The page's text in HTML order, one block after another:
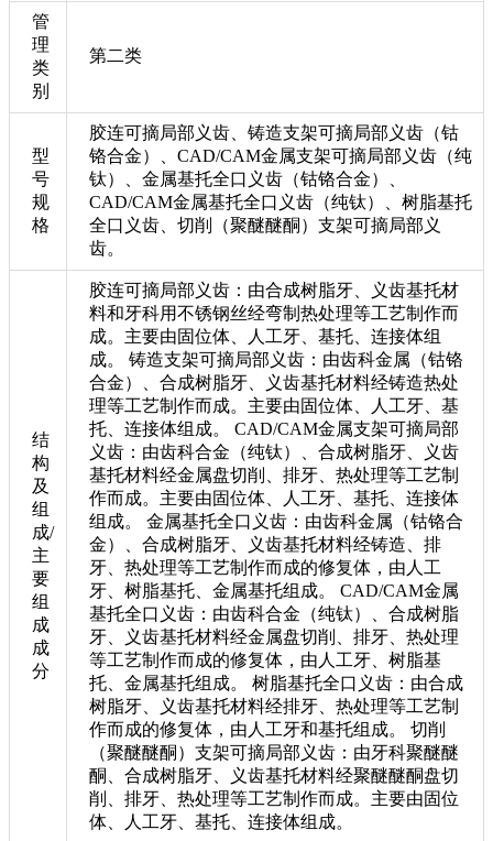
管
理
类
别
第二类
型
号
规
格
胶连可摘局部义齿、铸造支架可摘局部义齿（钴
铬合金）、CAD/CAM金属支架可摘局部义齿（纯
钛）、金属基托全口义齿（钴铬合金）、
CAD/CAM金属基托全口义齿（纯钛）、树脂基托
全口义齿、切削（聚醚醚酮）支架可摘局部义
齿。
结
构
及
组
成/
主
要
组
成
成
分
胶连可摘局部义齿：由合成树脂牙、义齿基托材
料和牙科用不锈钢丝经弯制热处理等工艺制作而
成。主要由固位体、人工牙、基托、连接体组
成。 铸造支架可摘局部义齿：由齿科金属（钴铬
合金）、合成树脂牙、义齿基托材料经铸造热处
理等工艺制作而成。主要由固位体、人工牙、基
托、连接体组成。 CAD/CAM金属支架可摘局部
义齿：由齿科合金（纯钛）、合成树脂牙、义齿
基托材料经金属盘切削、排牙、热处理等工艺制
作而成。主要由固位体、人工牙、基托、连接体
组成。 金属基托全口义齿：由齿科金属（钴铬合
金）、合成树脂牙、义齿基托材料经铸造、排
牙、热处理等工艺制作而成的修复体，由人工
牙、树脂基托、金属基托组成。 CAD/CAM金属
基托全口义齿：由齿科合金（纯钛）、合成树脂
牙、义齿基托材料经金属盘切削、排牙、热处理
等工艺制作而成的修复体，由人工牙、树脂基
托、金属基托组成。 树脂基托全口义齿：由合成
树脂牙、义齿基托材料经排牙、热处理等工艺制
作而成的修复体，由人工牙和基托组成。 切削
（聚醚醚酮）支架可摘局部义齿：由牙科聚醚醚
酮、合成树脂牙、义齿基托材料经聚醚醚酮盘切
削、排牙、热处理等工艺制作而成。主要由固位
体、人工牙、基托、连接体组成。